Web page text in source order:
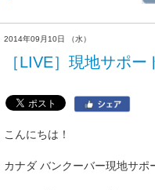
2014年09月10日 （水）
［LIVE］現地サポ
こんにちは！
カナダ バンクーバー現地サポ